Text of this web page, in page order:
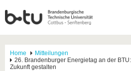
Home
Mitteilungen
26. Brandenburger Energietag an der
Zukunft gestalten